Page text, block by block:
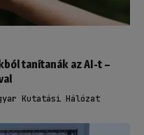
tanítanák az AI-t –
Kutatási Hálózat